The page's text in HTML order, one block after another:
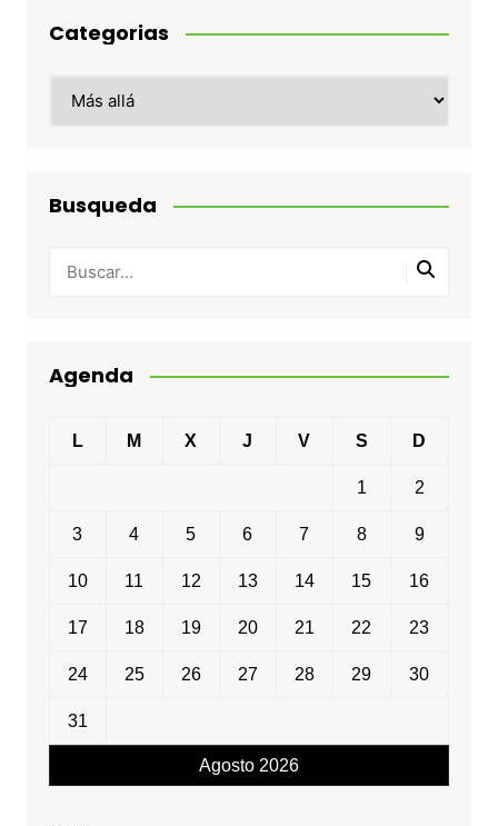
Categorias
Busqueda
Agenda
Agosto 2026
L M X J V S D
1 2
3 4 5 6 7 8 9
10 11 12 13 14 15 16
17 18 19 20 21 22 23
24 25 26 27 28 29 30
31